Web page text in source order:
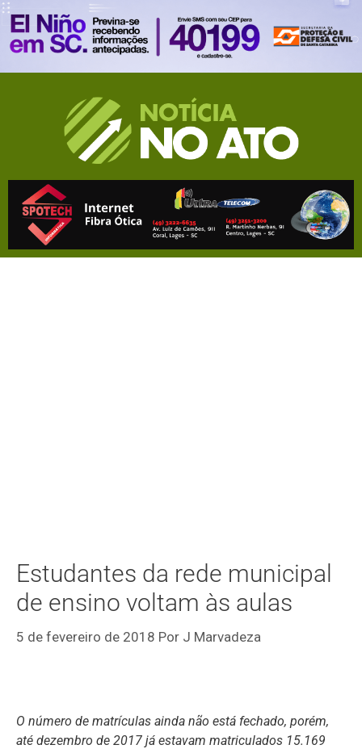
Estudantes da rede municipal
de ensino voltam às aulas
5 de fevereiro de 2018 Por J Marvadeza
O número de matrículas ainda não está fechado, porém,
até dezembro de 2017 já estavam matriculados 15.169